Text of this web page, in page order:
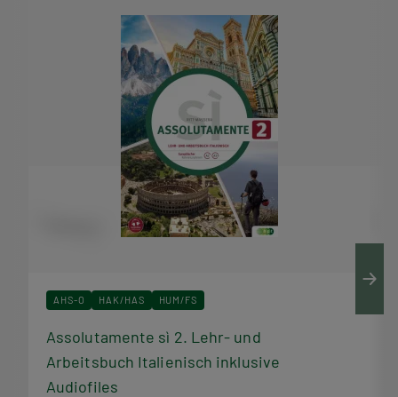
AHS-O HAK/HAS HUM/FS
Assolutamente sì 2. Lehr- und
Arbeitsbuch Italienisch inklusive
Audiofiles